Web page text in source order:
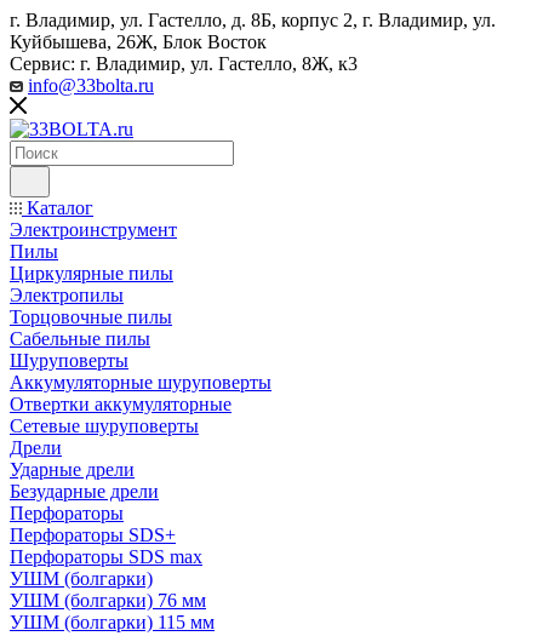
г. Владимир, ул. Гастелло, д. 8Б, корпус 2, г. Владимир, ул. ​
Куйбышева, 26Ж, Блок Восток
Сервис: г. Владимир, ул. Гастелло, 8Ж, к3
info@33bolta.ru
Каталог
Электроинструмент
Пилы
Циркулярные пилы
Электропилы
Торцовочные пилы
Сабельные пилы
Шуруповерты
Аккумуляторные шуруповерты
Отвертки аккумуляторные
Сетевые шуруповерты
Дрели
Ударные дрели
Безударные дрели
Перфораторы
Перфораторы SDS+
Перфораторы SDS max
УШМ (болгарки)
УШМ (болгарки) 76 мм
УШМ (болгарки) 115 мм